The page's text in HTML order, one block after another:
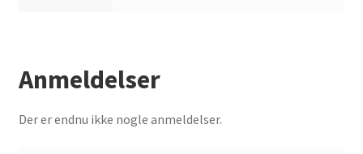
Anmeldelser
Der er endnu ikke nogle anmeldelser.